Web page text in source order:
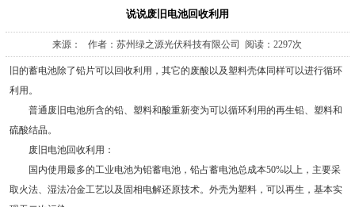
说说废旧电池回收利用
来源： 作者：苏州绿之源光伏科技有限公司 阅读：2297次
旧的蓄电池除了铅片可以回收利用，其它的废酸以及塑料壳体同样可以进行循环
利用。
普通废旧电池所含的铅、塑料和酸重新变为可以循环利用的再生铅、塑料和
硫酸结晶。
废旧电池回收利用：
国内使用最多的工业电池为铅蓄电池，铅占蓄电池总成本50%以上，主要采
取火法、湿法冶金工艺以及固相电解还原技术。外壳为塑料，可以再生，基本实